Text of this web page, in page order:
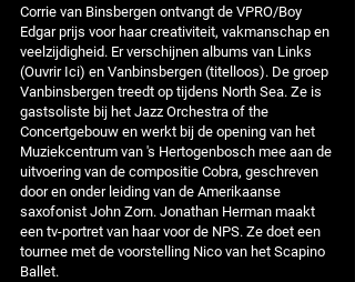
Corrie van Binsbergen ontvangt de VPRO/Boy
Edgar prijs voor haar creativiteit, vakmanschap en
veelzijdigheid. Er verschijnen albums van Links
(Ouvrir Ici) en Vanbinsbergen (titelloos). De groep
Vanbinsbergen treedt op tijdens North Sea. Ze is
gastsoliste bij het Jazz Orchestra of the
Concertgebouw en werkt bij de opening van het
Muziekcentrum van 's Hertogenbosch mee aan de
uitvoering van de compositie Cobra, geschreven
door en onder leiding van de Amerikaanse
saxofonist John Zorn. Jonathan Herman maakt
een tv-portret van haar voor de NPS. Ze doet een
tournee met de voorstelling Nico van het Scapino
Ballet.